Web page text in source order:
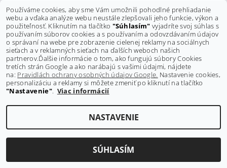
Shoptet.sk
2026 ©GRAVITY-shop.sk , všetky práva vyhradenéUpraviť nastavenie cookies
Používáme cookies, aby sme Vám umožnili pohodlné prehliadanie
webu a vďaka analýze webu neustále zlepšovali jeho funkcie, výkon a
použiteľnosť. Kliknutím na tlačítko "Súhlasím" vyjadríte svoj súhlas s
používaním súborov cookies a s používaním a odovzdávaním údajov
o správaní na webe pre zobrazenie cielenej reklamy na sociálnych
sieťach a v reklamných sieťach na ďalších weboch našich
partnerov.Ďalšie informácie o tom, ako fungujú súbory Cookies
tretích strán Google a ako narábajú s vašimi údajmi, nájdete
na: Pravidlách ochrany osobných údajov Google. Nastavenie cookies,
personalizáciu a reklamy si môžete zmeniť po kliknutí na tlačítko
"Nastavenie". Viac informácií
NASTAVENIE
SÚHLASÍM